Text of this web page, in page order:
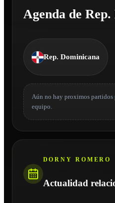
Agenda de
Rep. Dominicana
Aún no hay proximos partidos
equipo.
DORNY ROMERO
Actualidad